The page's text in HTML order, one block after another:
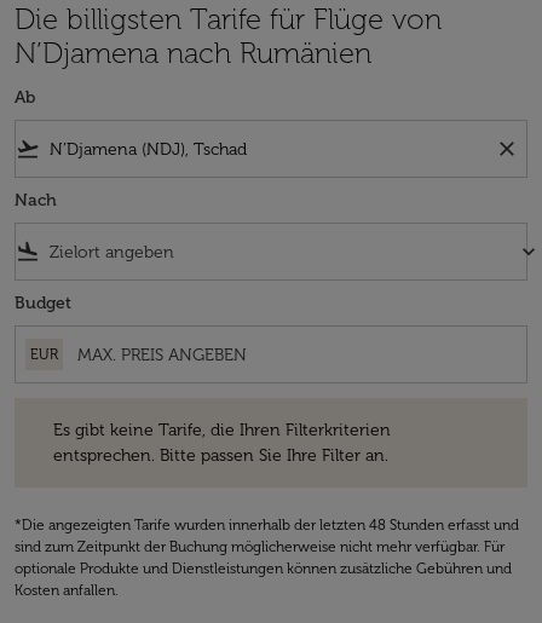
Die billigsten Tarife für Flüge von
N’Djamena nach Rumänien
Ab
flight_takeoff close
Nach
flight_land keyboard_arrow_down
Budget
EUR
Es gibt keine Tarife, die Ihren Filterkriterien
entsprechen. Bitte passen Sie Ihre Filter an.
*Die angezeigten Tarife wurden innerhalb der letzten 48 Stunden erfasst und
sind zum Zeitpunkt der Buchung möglicherweise nicht mehr verfügbar. Für
optionale Produkte und Dienstleistungen können zusätzliche Gebühren und
Kosten anfallen.